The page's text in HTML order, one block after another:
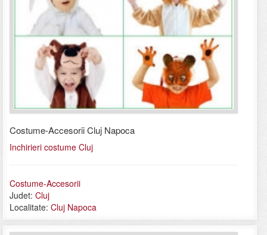
Costume-Accesorii Cluj Napoca
Inchirieri costume Cluj
Costume-Accesorii
Judet: Cluj
Localitate: Cluj Napoca